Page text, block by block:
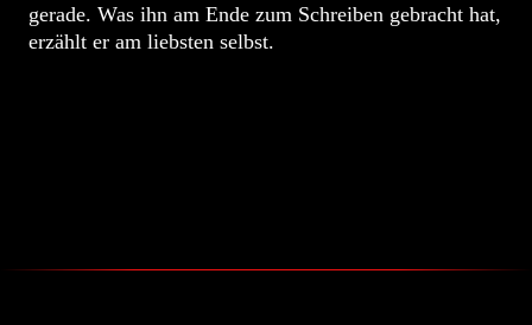
gerade. Was ihn am Ende zum Schreiben gebracht hat,
erzählt er am liebsten selbst.